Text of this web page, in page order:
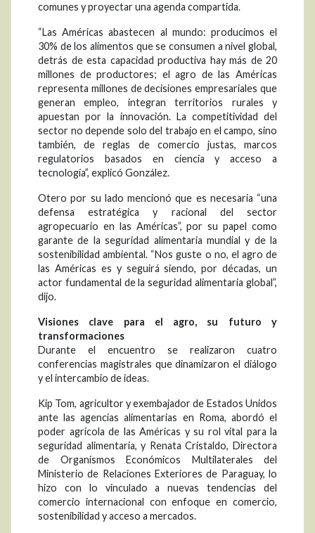
comunes y proyectar una agenda compartida.
“Las Américas abastecen al mundo: producimos el
30% de los alimentos que se consumen a nivel global,
detrás de esta capacidad productiva hay más de 20
millones de productores; el agro de las Américas
representa millones de decisiones empresariales que
generan empleo, integran territorios rurales y
apuestan por la innovación. La competitividad del
sector no depende solo del trabajo en el campo, sino
también, de reglas de comercio justas, marcos
regulatorios basados en ciencia y acceso a
tecnología”, explicó González.
Otero por su lado mencionó que es necesaria “una
defensa estratégica y racional del sector
agropecuario en las Américas”, por su papel como
garante de la seguridad alimentaria mundial y de la
sostenibilidad ambiental. “Nos guste o no, el agro de
las Américas es y seguirá siendo, por décadas, un
actor fundamental de la seguridad alimentaria global”,
dijo.
Visiones clave para el agro, su futuro y
transformaciones
Durante el encuentro se realizaron cuatro
conferencias magistrales que dinamizaron el diálogo
y el intercambio de ideas.
Kip Tom, agricultor y exembajador de Estados Unidos
ante las agencias alimentarias en Roma, abordó el
poder agrícola de las Américas y su rol vital para la
seguridad alimentaria, y Renata Cristaldo, Directora
de Organismos Económicos Multilaterales del
Ministerio de Relaciones Exteriores de Paraguay, lo
hizo con lo vinculado a nuevas tendencias del
comercio internacional con enfoque en comercio,
sostenibilidad y acceso a mercados.